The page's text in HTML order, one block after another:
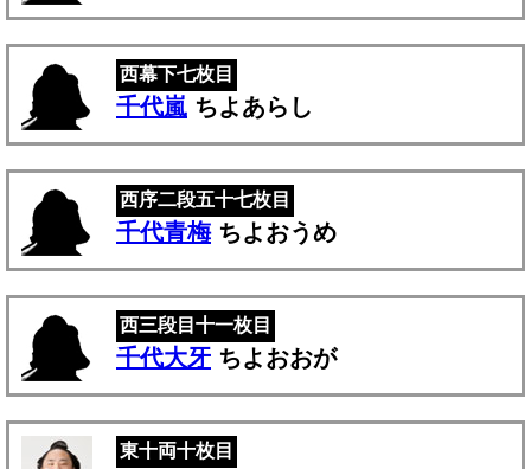
西幕下七枚目
千代嵐 ちよあらし
西序二段五十七枚目
千代青梅ちよおうめ
西三段目十一枚目
千代大牙 ちよおおが
東十両十枚目